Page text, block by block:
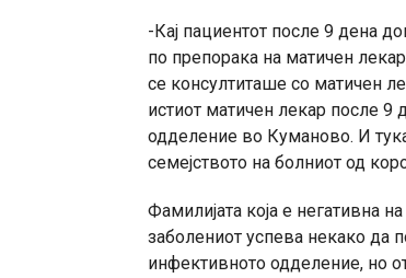
-Кај пациентот после 9 дена
по препорака на матичен
се консултиташе со матичен
истиот матичен лекар после 9
одделение во Куманово. И
семејството на болниот од
Фамилијата која е негативна
заболениот успева некако да
инфективното одделение, но